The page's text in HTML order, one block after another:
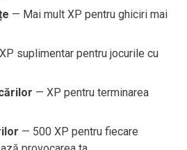
— Mai mult XP pentru ghiciri mai
suplimentar pentru jocurile cu
— XP pentru terminarea
— 500 XP pentru fiecare